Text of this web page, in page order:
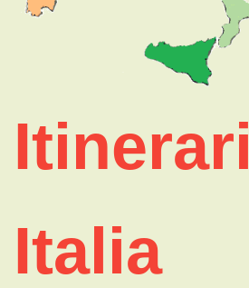
Itinerari
Italia